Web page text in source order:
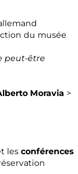
du musée
peut-être
Moravia >
les conférences